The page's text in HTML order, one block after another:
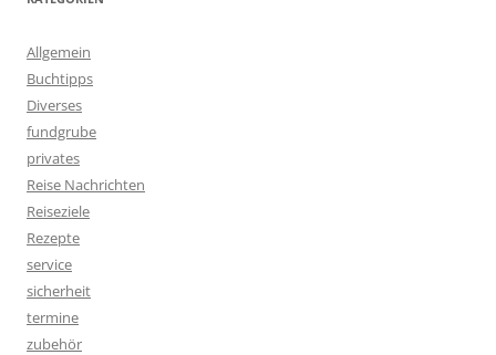
Allgemein
Buchtipps
Diverses
fundgrube
privates
Reise Nachrichten
Reiseziele
Rezepte
service
sicherheit
termine
zubehör